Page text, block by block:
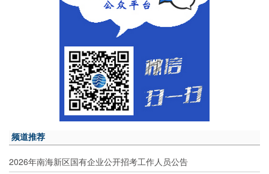
频道推荐
2026年南海新区国有企业公开招考工作人员公告